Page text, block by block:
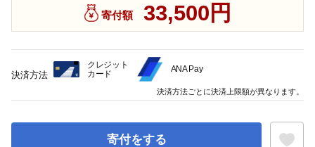
寄付額 33,500円
寄付をする
決済方法
クレジット
カード
ANA Pay
決済方法ごとに決済上限額が異なります。